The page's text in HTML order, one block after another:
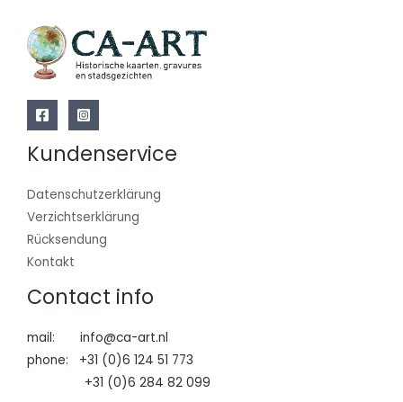
Kundenservice
Datenschutzerklärung
Verzichtserklärung
Rücksendung
Kontakt
Contact info
mail: info@ca-art.nl
phone: +31 (0)6 124 51 773
+31 (0)6 284 82 099